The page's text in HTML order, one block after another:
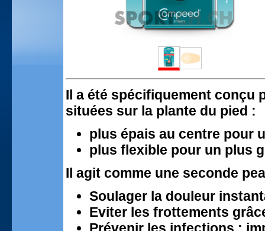
Il a été spécifiquement conçu
situées sur la plante du pied :
plus épais au centre pour
plus flexible pour un plus
Il agit comme une seconde
Soulager la douleur
Eviter les frottements